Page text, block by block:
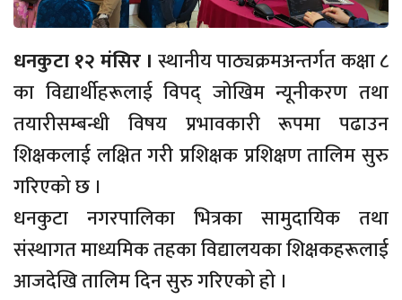
धनकुटा १२ मंसिर । स्थानीय पाठ्यक्रमअन्तर्गत कक्षा ८
का विद्यार्थीहरूलाई विपद् जोखिम न्यूनीकरण तथा
तयारीसम्बन्धी विषय प्रभावकारी रूपमा पढाउन
शिक्षकलाई लक्षित गरी प्रशिक्षक प्रशिक्षण तालिम सुरु
गरिएको छ ।
धनकुटा नगरपालिका भित्रका सामुदायिक तथा
संस्थागत माध्यमिक तहका विद्यालयका शिक्षकहरूलाई
आजदेखि तालिम दिन सुरु गरिएको हो ।